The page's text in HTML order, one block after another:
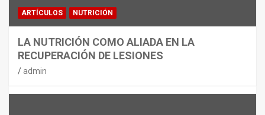
ARTÍCULOS NUTRICIÓN
LA NUTRICIÓN COMO ALIADA EN LA
RECUPERACIÓN DE LESIONES
admin